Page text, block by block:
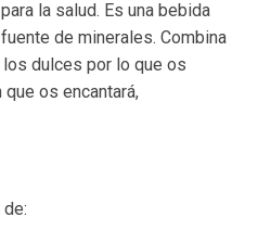
la salud. Es una bebida
de minerales. Combina
dulces por lo que os
os encantará,